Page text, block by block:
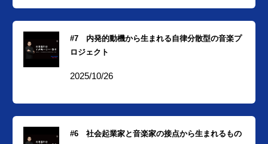
#7 内発的動機から生まれる自律分散型の音楽プ
ロジェクト
2025/10/26
#6 社会起業家と音楽家の接点から生まれるもの